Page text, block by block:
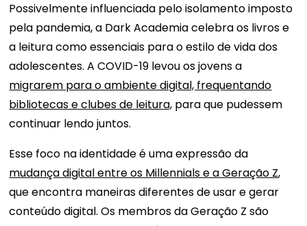
Possivelmente influenciada pelo isolamento imposto
pela pandemia, a Dark Academia celebra os livros e
a leitura como essenciais para o estilo de vida dos
adolescentes. A COVID-19 levou os jovens a
migrarem para o ambiente digital, frequentando
bibliotecas e clubes de leitura, para que pudessem
continuar lendo juntos.
Esse foco na identidade é uma expressão da
mudança digital entre os Millennials e a Geração Z,
que encontra maneiras diferentes de usar e gerar
conteúdo digital. Os membros da Geração Z são